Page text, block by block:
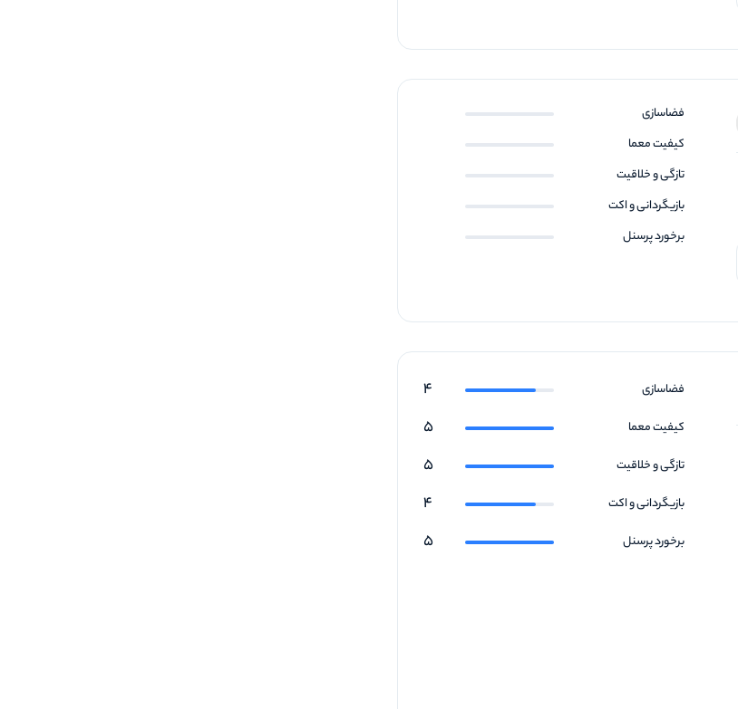
فضاسازی
کیفیت معما
تازگی و خلاقیت
بازیگردانی و اکت
برخورد پرسنل
فضاسازی 4
کیفیت معما 5
تازگی و خلاقیت 5
بازیگردانی و اکت 4
برخورد پرسنل 5